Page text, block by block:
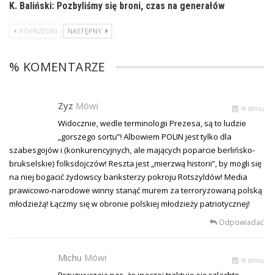
K. Baliński: Pozbyliśmy się broni, czas na generałów
POPRZEDNI NASTĘPNY
% KOMENTARZE
Zyz Mówi % temu
Widocznie, wedle terminologii Prezesa, są to ludzie
„gorszego sortu”! Albowiem POLIN jest tylko dla
szabesgojów i (konkurencyjnych, ale mających poparcie berlińsko-
brukselskie) folksdojczów! Reszta jest „mierzwą historii”, by mogli się
na niej bogacić żydowscy banksterzy pokroju Rotszyldów! Media
prawicowo-narodowe winny stanąć murem za terroryzowaną polską
młodzieżą! Łączmy się w obronie polskiej młodzieży patriotycznej!
Odpowiadać
Michu Mówi % temu